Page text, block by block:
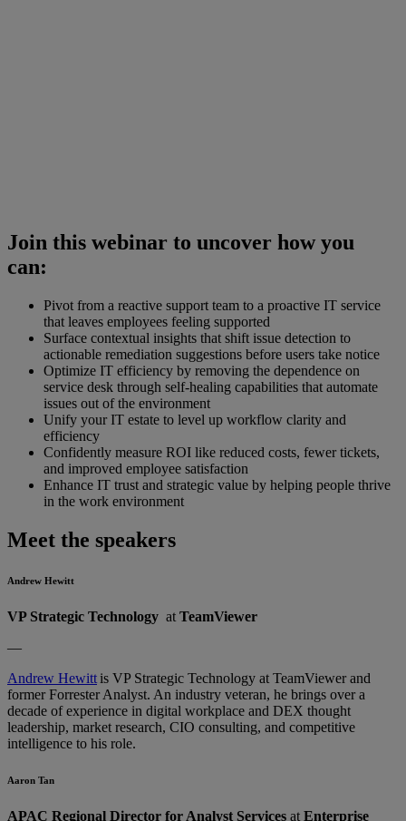
Join this webinar to uncover how you
can:
Pivot from a reactive support team to a proactive IT service
that leaves employees feeling supported
Surface contextual insights that shift issue detection to
actionable remediation suggestions before users take notice
Optimize IT efficiency by removing the dependence on
service desk through self-healing capabilities that automate
issues out of the environment
Unify your IT estate to level up workflow clarity and
efficiency
Confidently measure ROI like reduced costs, fewer tickets,
and improved employee satisfaction
Enhance IT trust and strategic value by helping people thrive
in the work environment
Meet the speakers
Andrew Hewitt
VP Strategic Technology at TeamViewer
—
Andrew Hewitt is VP Strategic Technology at TeamViewer and
former Forrester Analyst. An industry veteran, he brings over a
decade of experience in digital workplace and DEX thought
leadership, market research, CIO consulting, and competitive
intelligence to his role.
Aaron Tan
APAC Regional Director for Analyst Services at Enterprise